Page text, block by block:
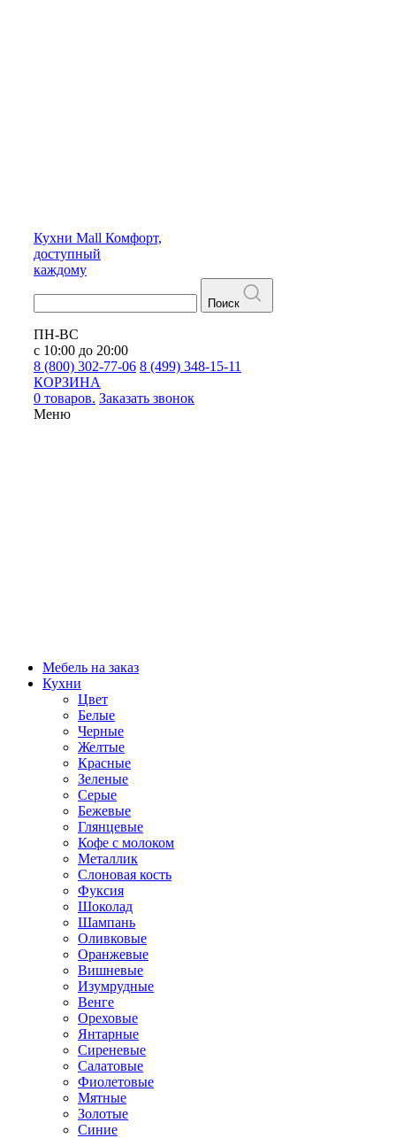
Кухни Mall Комфорт,
доступный
каждому
Поиск
ПН-ВС
с 10:00 до 20:00
8 (800) 302-77-06 8 (499) 348-15-11
КОРЗИНА
0 товаров. Заказать звонок
Меню
Мебель на заказ
Кухни
Цвет
Белые
Черные
Желтые
Красные
Зеленые
Серые
Бежевые
Глянцевые
Кофе с молоком
Металлик
Слоновая кость
Фуксия
Шоколад
Шампань
Оливковые
Оранжевые
Вишневые
Изумрудные
Венге
Ореховые
Янтарные
Сиреневые
Салатовые
Фиолетовые
Мятные
Золотые
Синие